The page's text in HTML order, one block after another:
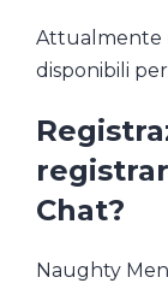
Attualmente
disponibili
Chat?
Naughty